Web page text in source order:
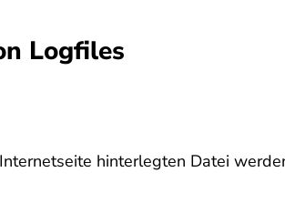
Logfiles
hinterlegten Datei